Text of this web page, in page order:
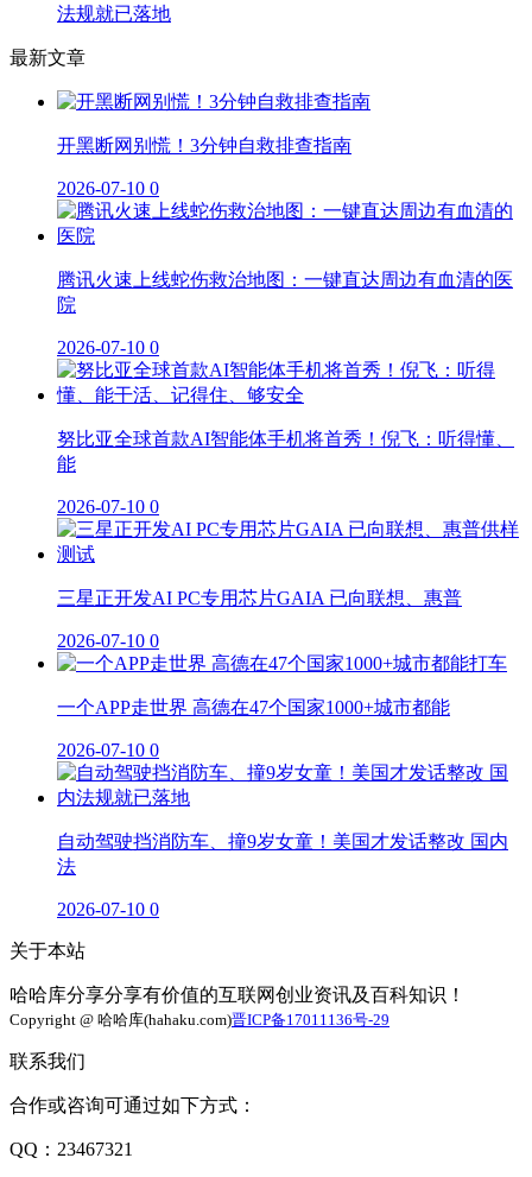
法规就已落地
最新文章
开黑断网别慌！3分钟自救排查指南
2026-07-10 0
腾讯火速上线蛇伤救治地图：一键直达周边有血清的医
院
2026-07-10 0
努比亚全球首款AI智能体手机将首秀！倪飞：听得懂、
能
2026-07-10 0
三星正开发AI PC专用芯片GAIA 已向联想、惠普
2026-07-10 0
一个APP走世界 高德在47个国家1000+城市都能
2026-07-10 0
自动驾驶挡消防车、撞9岁女童！美国才发话整改 国内
法
2026-07-10 0
关于本站
哈哈库分享分享有价值的互联网创业资讯及百科知识！
Copyright @ 哈哈库(hahaku.com)晋ICP备17011136号-29
联系我们
合作或咨询可通过如下方式：
QQ：23467321